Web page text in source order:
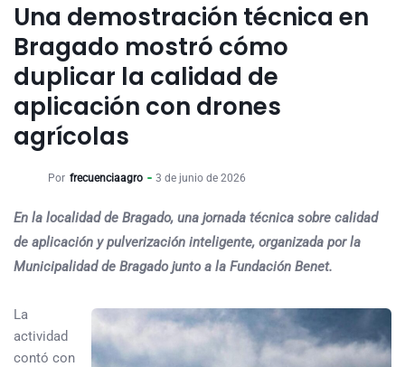
Una demostración técnica en
Bragado mostró cómo
duplicar la calidad de
aplicación con drones
agrícolas
Por frecuenciaagro 3 de junio de 2026
En la localidad de Bragado, una jornada técnica sobre calidad
de aplicación y pulverización inteligente, organizada por la
Municipalidad de Bragado junto a la Fundación Benet.
La
actividad
contó con